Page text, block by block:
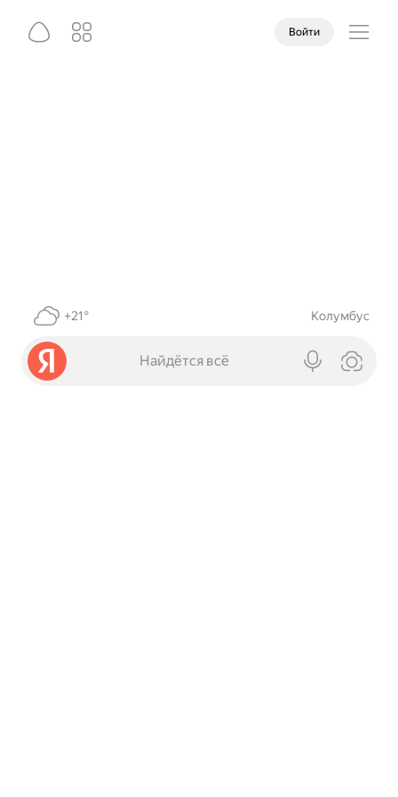
Войти
+21° Колумбус
Найдётся всё